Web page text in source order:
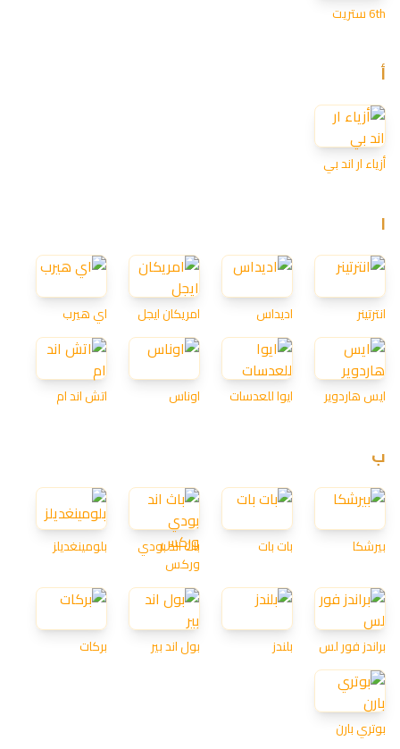
6th ستريت
أ
أزياء ار اند بي
ا
انترتينر اديداس امريكان ايجل اي هيرب
ايس هاردوير ايوا للعدسات اوناس اتش اند ام
ب
بيرشكا بات بات باث اند بودي
وركس
بلومينغديلز
براندز فور لس بلندز بول اند بير بركات
بوتري بارن